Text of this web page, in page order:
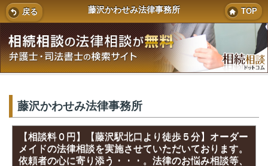
戻る 藤沢かわせみ法律事務所 TOP
藤沢かわせみ法律事務所
【相談料０円】【藤沢駅北口より徒歩５分】オーダー
メイドの法律相談を実施させていただいております。
依頼者の心に寄り添う・・・。法律のお悩み相談等、